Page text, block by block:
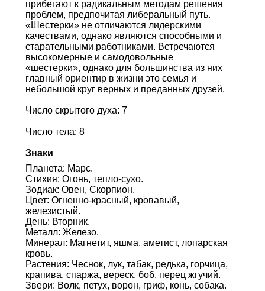
прибегают к радикальным методам решения
проблем, предпочитая либеральный путь.
«Шестерки» не отличаются лидерскими
качествами, однако являются способными и
старательными работниками. Встречаются
высокомерные и самодовольные
«шестерки», однако для большинства из них
главный ориентир в жизни это семья и
небольшой круг верных и преданных друзей.
Число скрытого духа: 7
Число тела: 8
Знаки
Планета: Марс.
Стихия: Огонь, тепло-сухо.
Зодиак: Овен, Скорпион.
Цвет: Огненно-красный, кровавый,
железистый.
День: Вторник.
Металл: Железо.
Минерал: Магнетит, яшма, аметист, лопарская
кровь.
Растения: Чеснок, лук, табак, редька, горчица,
крапива, спаржа, вереск, боб, перец жгучий.
Звери: Волк, петух, ворон, гриф, конь, собака.